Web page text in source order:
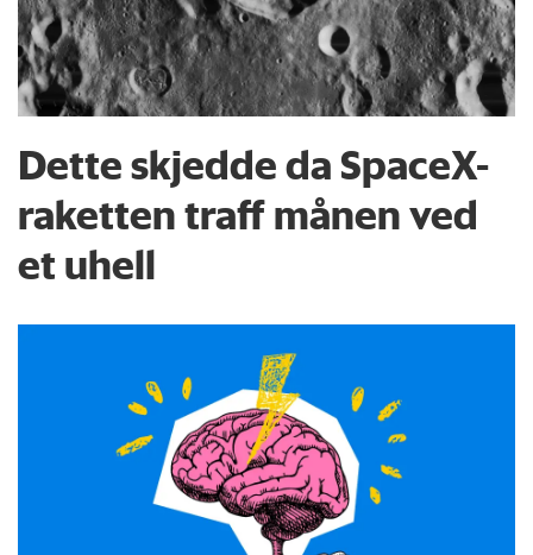
Dette skjedde da SpaceX-
raketten traff månen ved
et uhell